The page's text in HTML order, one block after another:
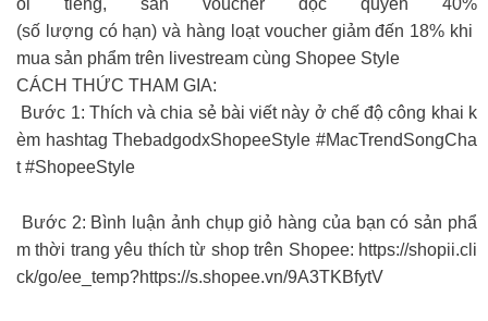
ổi tiếng, săn voucher độc quyền 40%
(số lượng có hạn) và hàng loạt voucher giảm đến 18% khi
mua sản phẩm trên livestream cùng Shopee Style
CÁCH THỨC THAM GIA:
Bước 1: Thích và chia sẻ bài viết này ở chế độ công khai k
èm hashtag ThebadgodxShopeeStyle #MacTrendSongCha
t #ShopeeStyle
Bước 2: Bình luận ảnh chụp giỏ hàng của bạn có sản phẩ
m thời trang yêu thích từ shop trên Shopee: https://shopii.cli
ck/go/ee_temp?https://s.shopee.vn/9A3TKBfytV